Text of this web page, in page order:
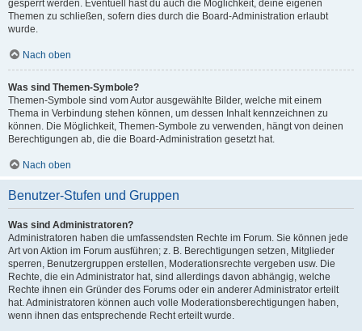
gesperrt werden. Eventuell hast du auch die Möglichkeit, deine eigenen
Themen zu schließen, sofern dies durch die Board-Administration erlaubt
wurde.
Nach oben
Was sind Themen-Symbole?
Themen-Symbole sind vom Autor ausgewählte Bilder, welche mit einem
Thema in Verbindung stehen können, um dessen Inhalt kennzeichnen zu
können. Die Möglichkeit, Themen-Symbole zu verwenden, hängt von deinen
Berechtigungen ab, die die Board-Administration gesetzt hat.
Nach oben
Benutzer-Stufen und Gruppen
Was sind Administratoren?
Administratoren haben die umfassendsten Rechte im Forum. Sie können jede
Art von Aktion im Forum ausführen; z. B. Berechtigungen setzen, Mitglieder
sperren, Benutzergruppen erstellen, Moderationsrechte vergeben usw. Die
Rechte, die ein Administrator hat, sind allerdings davon abhängig, welche
Rechte ihnen ein Gründer des Forums oder ein anderer Administrator erteilt
hat. Administratoren können auch volle Moderationsberechtigungen haben,
wenn ihnen das entsprechende Recht erteilt wurde.